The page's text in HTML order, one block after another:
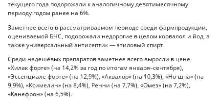
текущего года подорожали к аналогичному девятимесячному
периоду годом ранее на 6%.
Заметнее всего в рассматриваемом периоде среди фармпродукции,
оцениваемой БНС, подорожали недорогие в целом корвалол и йод, а
также универсальный антисептик — этиловый спирт.
Среди недешёвых препаратов заметнее всего выросли в цене
«Хилак форте» (на 14,2% за год по итогам января–сентября),
«Эссенциале форте» (на 12,9%), «Аквалор» (на 10,3%), «Но-шпа» (на
9,9%), «Ксимелин» (на 8,4%), Ренни (на 7,7%), «Омез» (на 7,2%),
«Канефрон» (на 6,5%).